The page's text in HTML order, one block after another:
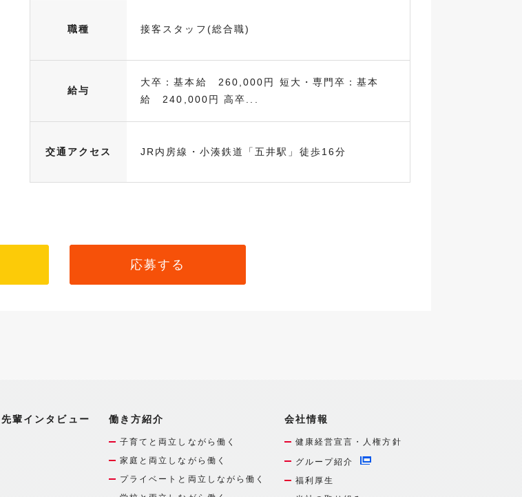
職種 接客スタッフ(総合職)
給与
大卒：基本給 260,000円 短大・専門卒：基本
給 240,000円 高卒...
交通アクセス JR内房線・小湊鉄道「五井駅」徒歩16分
応募する
先輩インタビュー 働き方紹介
子育てと両立しながら働く
家庭と両立しながら働く
プライベートと両立しながら働く
会社情報
健康経営宣言・人権方針
グループ紹介
福利厚生